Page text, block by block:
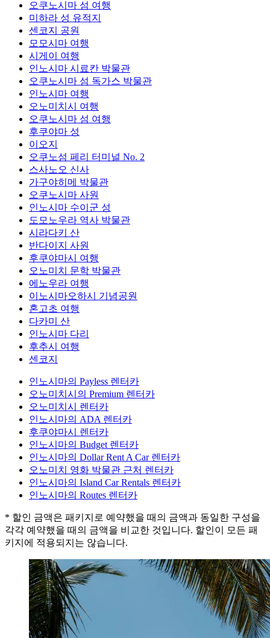
오쿠노시마 섬 여행
미하라 성 유적지
센코지 공원
모모시마 여행
시게이 여행
인노시마 시료칸 박물관
오쿠노시마 섬 독가스 박물관
인노시마 여행
오노미치시 여행
오쿠노시마 섬 여행
후쿠야마 성
이오지
오쿠노섬 페리 터미널 No. 2
스사노오 신사
가구야히메 박물관
오쿠노시마 사원
인노시마 수이군 성
도모노우라 역사 박물관
시라다키 산
반다이지 사원
후쿠야마시 여행
오노미치 문학 박물관
에노우라 여행
이노시마오하시 기념공원
혼고초 여행
다카미 산
인노시마 다리
후추시 여행
센코지
인노시마의 Payless 렌터카
오노미치시의 Premium 렌터카
오노미치시 렌터카
인노시마의 ADA 렌터카
후쿠야마시 렌터카
인노시마의 Budget 렌터카
인노시마의 Dollar Rent A Car 렌터카
오노미치 영화 박물관 근처 렌터카
인노시마의 Island Car Rentals 렌터카
인노시마의 Routes 렌터카
* 할인 금액은 패키지로 예약했을 때의 금액과 동일한 구성을
각각 예약했을 때의 금액을 비교한 것입니다. 할인이 모든 패
키지에 적용되지는 않습니다.